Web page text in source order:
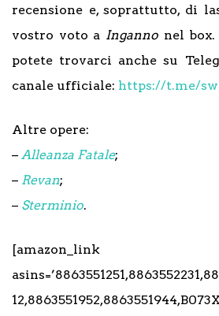
recensione e, soprattutto, di
vostro voto a Ingannonel box.
potete trovarci anche su
canale ufficiale: https://t.me/
Altre opere:
– Alleanza Fatale;
– Revan;
– Sterminio.
[amazon_link